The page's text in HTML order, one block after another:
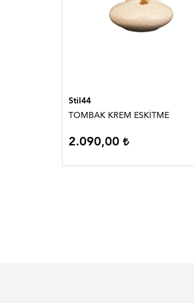
Stil44
TOMBAK KREM ESKİTME
2.090,00